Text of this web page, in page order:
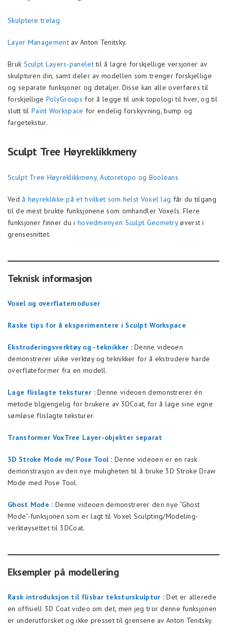
Skulptere trelag
Layer Managementav Anton Tenitsky.
Bruk Sculpt Layers-panelettil å lagre forskjellige versjoner av
skulpturen din, samt deler av modellen som trenger forskjellige
og separate funksjoner og detaljer. Disse kan alle overføres til
forskjellige PolyGroups for å legge til unik topologi til hver, og til
slutt til Paint Workspace for endelig forskyvning, bump og
fargetekstur.
Sculpt Tree Høyreklikkmeny
Sculpt Tree Høyreklikkmeny, Autoretopo og Booleans
Ved å høyreklikke på et hvilket som helst Voxel lag får du tilgang
til de mest brukte funksjonene som omhandler Voxels. Flere
funksjoner finner du i hovedmenyen Sculpt Geometryøverst i
grensesnittet.
Teknisk informasjon
Voxel og overflatemoduser
Raske tips for å eksperimentere i Sculpt Workspace
Ekstruderingsverktøy og -teknikker :Denne videoen
demonstrerer ulike verktøy og teknikker for å ekstrudere harde
overflateformer fra en modell.
Lage flislagte teksturer :Denne videoen demonstrerer én
metode tilgjengelig for brukere av 3DCoat, for å lage sine egne
sømløse flislagte teksturer.
Transformer VoxTree Layer-objekter separat
3D Stroke Mode m/ Pose Tool: Denne videoen er en rask
demonstrasjon av den nye muligheten til å bruke 3D Stroke Draw
Mode med Pose Tool.
Ghost Mode : Denne videoen demonstrerer den nye “Ghost
Mode”-funksjonen som er lagt til Voxel Sculpting/Modeling-
verktøysettet til 3DCoat.
Eksempler på modellering
Rask introduksjon til flisbar teksturskulptur : Det er allerede
en offisiell 3D Coat video om det, men jeg tror denne funksjonen
er underutforsket og ikke presset til grensene av Anton Tenitsky.